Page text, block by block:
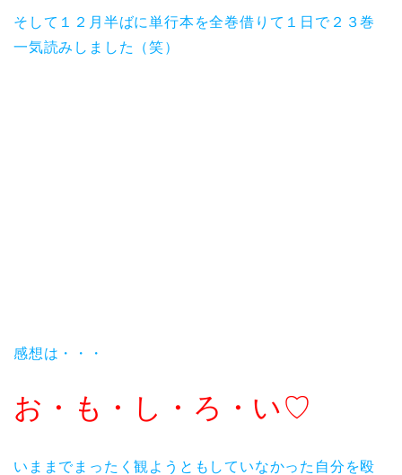
そして１２月半ばに単行本を全巻借りて１日で２３巻
一気読みしました（笑）
感想は・・・
お・も・し・ろ・い♡
いままでまったく観ようともしていなかった自分を殴